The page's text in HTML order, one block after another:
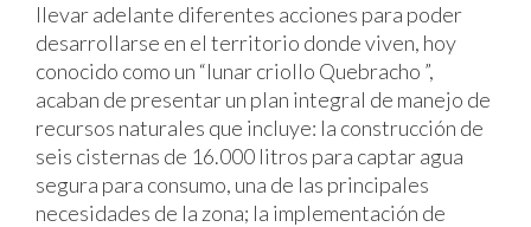
llevar adelante diferentes acciones para poder
desarrollarse en el territorio donde viven, hoy
conocido como un “lunar criollo Quebracho ”,
acaban de presentar un plan integral de manejo de
recursos naturales que incluye: la construcción de
seis cisternas de 16.000 litros para captar agua
segura para consumo, una de las principales
necesidades de la zona; la implementación de